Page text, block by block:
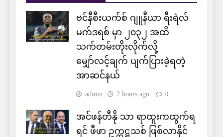
ဗင်နီစီးယက်စ် ဂျူနီယာ ရီးရဲလ်
မက်ဒရစ် မှာ ၂၀၃၂ အထိ
သက်တမ်းတိုးလိုက်လို့
မျှော်လင့်ချက် ပျက်ပြားခဲ့ရတဲ့
အာဆင်နယ်
admin 2 hours ago 0
အင်ဖန်တီနို သာ ရာထူးကထွက်ရ
ရင် ဖီဖာ ဥက္ကဋ္ဌသစ် ဖြစ်လာနိုင်